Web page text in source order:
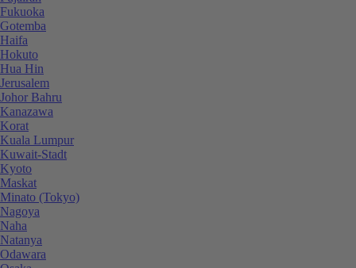
Fukuoka
Gotemba
Haifa
Hokuto
Hua Hin
Jerusalem
Johor Bahru
Kanazawa
Korat
Kuala Lumpur
Kuwait-Stadt
Kyoto
Maskat
Minato (Tokyo)
Nagoya
Naha
Natanya
Odawara